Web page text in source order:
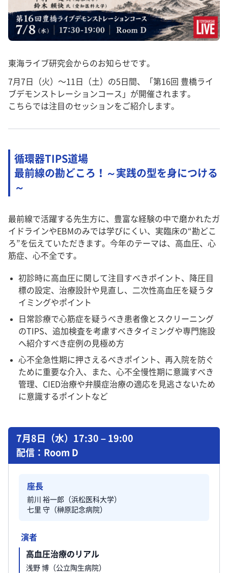
東海ライブ研究会からのお知らせです。
7月7日（火）〜11日（土）の5日間、「第16回 豊橋ライ
ブデモンストレーションコース」が開催されます。
こちらでは注目のセッションをご紹介します。
循環器TIPS道場
最前線の勘どころ！～実践の型を身につける
～
最前線で活躍する先生方に、豊富な経験の中で磨かれたガ
イドラインやEBMのみでは学びにくい、実臨床の“勘どこ
ろ”を伝えていただきます。今年のテーマは、高血圧、心
筋症、心不全です。
初診時に高血圧に関して注目すべきポイント、降圧目
標の設定、治療設計や見直し、二次性高血圧を疑うタ
イミングやポイント
日常診療で心筋症を疑うべき患者像とスクリーニング
のTIPS、追加検査を考慮すべきタイミングや専門施設
へ紹介すべき症例の見極め方
心不全急性期に押さえるべきポイント、再入院を防ぐ
ために重要な介入、また、心不全慢性期に意識すべき
管理、CIED治療や弁膜症治療の適応を見逃さないため
に意識するポイントなど
7月8日（水）17:30 – 19:00
配信：Room D
座長
前川 裕一郎（浜松医科大学）
七里 守（榊原記念病院）
演者
高血圧治療のリアル
浅野 博（公立陶生病院）